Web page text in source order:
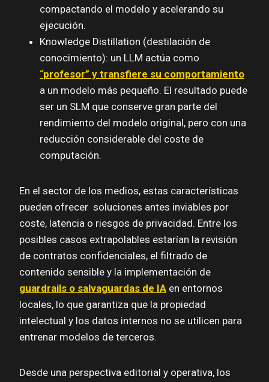
compactando el modelo y acelerando su
ejecución.
Knowledge Distillation (destilación de
conocimiento): un LLM actúa como
“profesor” y transfiere su comportamiento
a un modelo más pequeño. El resultado puede
ser un SLM que conserve gran parte del
rendimiento del modelo original, pero con una
reducción considerable del coste de
computación.
En el sector de los medios, estas características
pueden ofrecer soluciones antes inviables por
coste, latencia o riesgos de privacidad. Entre los
posibles casos extrapolables estarían la revisión
de contratos confidenciales, el filtrado de
contenido sensible y la implementación de
guardrails o salvaguardas de IA en entornos
locales, lo que garantiza que la propiedad
intelectual y los datos internos no se utilicen para
entrenar modelos de terceros.
Desde una perspectiva editorial y operativa, los